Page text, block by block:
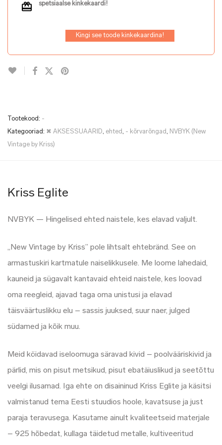
spetsiaalse kinkekaardi!
Kingi see toode kinkekaardina!
Tootekood: -
Kategooriad: ✖ AKSESSUAARID, ehted, - kõrvarõngad, NVBYK (New
Vintage by Kriss)
Kriss Eglite
NVBYK — Hingelised ehted naistele, kes elavad valjult.
„New Vintage by Kriss” pole lihtsalt ehtebränd. See on
armastuskiri kartmatule naiselikkusele. Me loome lahedaid,
kauneid ja sügavalt kantavaid ehteid naistele, kes loovad
oma reegleid, ajavad taga oma unistusi ja elavad
täisväärtuslikku elu – sassis juuksed, suur naer, julged
südamed ja kõik muu.
Meid köidavad iseloomuga säravad kivid – poolvääriskivid ja
pärlid, mis on pisut metsikud, pisut ebatäiuslikud ja seetõttu
veelgi ilusamad. Iga ehte on disaininud Kriss Eglite ja käsitsi
valmistanud tema Eesti stuudios hoole, kavatsuse ja just
paraja teravusega. Kasutame ainult kvaliteetseid materjale
– 925 hõbedat, kullaga täidetud metalle, kultiveeritud